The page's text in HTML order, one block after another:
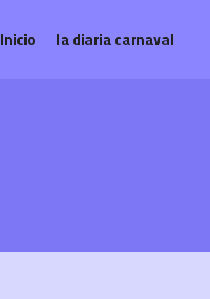
Inicio la diaria carnaval